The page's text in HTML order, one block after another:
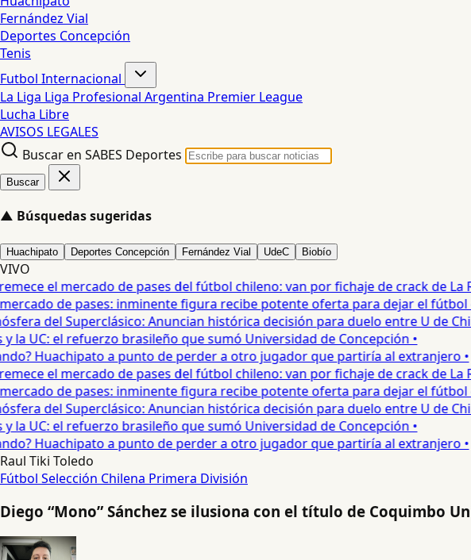
Fernández Vial
Deportes Concepción
Tenis
Futbol Internacional
La Liga Liga Profesional Argentina Premier League
Lucha Libre
AVISOS LEGALES
Buscar en SABES Deportes
Buscar
▲ Búsquedas sugeridas
Huachipato Deportes Concepción Fernández Vial UdeC Biobío
VIVO
el mercado de pases del fútbol chileno: van por fichaje de crack de La
de pases: inminente figura recibe potente oferta para dejar el fútbol
del Superclásico: Anuncian histórica decisión para duelo entre U de Chile
UC: el refuerzo brasileño que sumó Universidad de Concepción •
Huachipato a punto de perder a otro jugador que partiría al extranjero •
el mercado de pases del fútbol chileno: van por fichaje de crack de La
de pases: inminente figura recibe potente oferta para dejar el fútbol
del Superclásico: Anuncian histórica decisión para duelo entre U de Chile
UC: el refuerzo brasileño que sumó Universidad de Concepción •
Huachipato a punto de perder a otro jugador que partiría al extranjero •
Raul Tiki Toledo
Fútbol Selección Chilena Primera División
Diego “Mono” Sánchez se ilusiona con el título de Coquimbo